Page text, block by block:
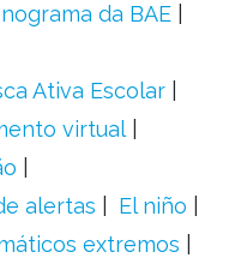
da BAE
Ativa Escolar
virtual
alertas
El niño
extremos